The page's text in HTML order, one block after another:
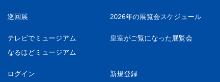
巡回展 2026年の展覧会スケジュール
テレビでミュージアム
皇室がご覧になった展覧会
なるほどミュージアム
ログイン
新規登録